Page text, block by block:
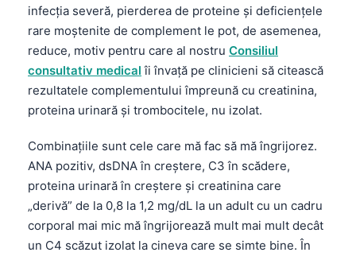
infecția severă, pierderea de proteine și deficiențele
rare moștenite de complement le pot, de asemenea,
reduce, motiv pentru care al nostru Consiliul
consultativ medical îi învață pe clinicieni să citească
rezultatele complementului împreună cu creatinina,
proteina urinară și trombocitele, nu izolat.
Combinațiile sunt cele care mă fac să mă îngrijorez.
ANA pozitiv, dsDNA în creștere, C3 în scădere,
proteina urinară în creștere și creatinina care
„derivă” de la 0,8 la 1,2 mg/dL la un adult cu un cadru
corporal mai mic mă îngrijorează mult mai mult decât
un C4 scăzut izolat la cineva care se simte bine. În